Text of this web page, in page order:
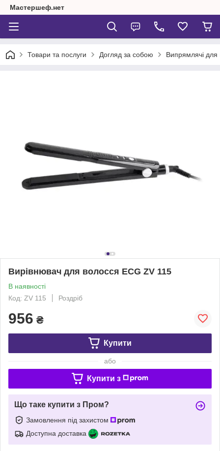
Мастершеф.нет
Товари та послуги Догляд за собою Випрямлячі для
Вирівнювач для волосся ECG ZV 115
В наявності
Код: ZV 115
Роздріб
956 ₴
Купити
або
Купити з
Що таке купити з Пром?
Замовлення під захистом
Доступна доставка